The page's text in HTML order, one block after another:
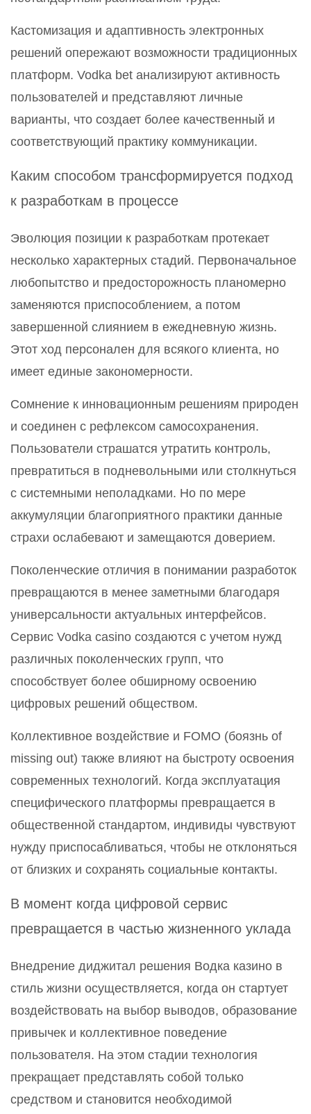
Кастомизация и адаптивность электронных
решений опережают возможности традиционных
платформ. Vodka bet анализируют активность
пользователей и представляют личные
варианты, что создает более качественный и
соответствующий практику коммуникации.
Каким способом трансформируется подход
к разработкам в процессе
Эволюция позиции к разработкам протекает
несколько характерных стадий. Первоначальное
любопытство и предосторожность планомерно
заменяются приспособлением, а потом
завершенной слиянием в ежедневную жизнь.
Этот ход персонален для всякого клиента, но
имеет единые закономерности.
Сомнение к инновационным решениям природен
и соединен с рефлексом самосохранения.
Пользователи страшатся утратить контроль,
превратиться в подневольными или столкнуться
с системными неполадками. Но по мере
аккумуляции благоприятного практики данные
страхи ослабевают и замещаются доверием.
Поколенческие отличия в понимании разработок
превращаются в менее заметными благодаря
универсальности актуальных интерфейсов.
Сервис Vodka casino создаются с учетом нужд
различных поколенческих групп, что
способствует более обширному освоению
цифровых решений обществом.
Коллективное воздействие и FOMO (боязнь of
missing out) также влияют на быстроту освоения
современных технологий. Когда эксплуатация
специфического платформы превращается в
общественной стандартом, индивиды чувствуют
нужду приспосабливаться, чтобы не отклоняться
от близких и сохранять социальные контакты.
В момент когда цифровой сервис
превращается в частью жизненного уклада
Внедрение диджитал решения Водка казино в
стиль жизни осуществляется, когда он стартует
воздействовать на выбор выводов, образование
привычек и коллективное поведение
пользователя. На этом стадии технология
прекращает представлять собой только
средством и становится необходимой